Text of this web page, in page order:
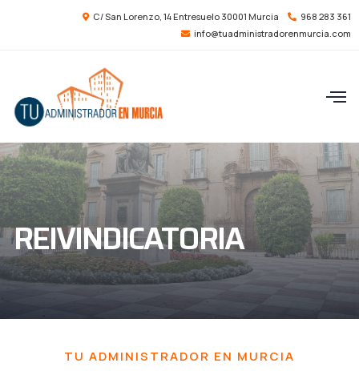
C/ San Lorenzo, 14 Entresuelo 30001 Murcia
968 283 361
info@tuadministradorenmurcia.com
REIVINDICATORIA
TU ADMINISTRADOR EN MURCIA